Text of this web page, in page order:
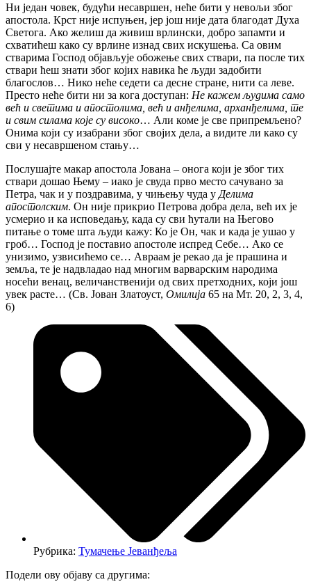
Ни један човек, будући несавршен, неће бити у невољи због
апостола. Крст није испуњен, јер још није дата благодат Духа
Светога. Ако желиш да живиш врлински, добро запамти и
схватићеш како су врлине изнад свих искушења. Са овим
стварима Господ објављује обожење свих ствари, па после тих
ствари ћеш знати због којих навика ће људи задобити
благослов… Нико неће седети са десне стране, нити са леве.
Престо неће бити ни за кога доступан: Не кажем људима само
већ и светима и апостолима, већ и анђелима, арханђелима, те
и свим силама које су високо… Али коме је све припремљено?
Онима који су изабрани због својих дела, а видите ли како су
сви у несавршеном стању…
Послушајте макар апостола Јована – онога који је због тих
ствари дошао Њему – иако је свуда прво место сачувано за
Петра, чак и у поздравима, у чињењу чуда у Делима
апостолским. Он није прикрио Петрова добра дела, већ их је
усмерио и ка исповедању, када су сви ћутали на Његово
питање о томе шта људи кажу: Ко је Он, чак и када је ушао у
гроб… Господ је поставио апостоле испред Себе… Ако се
унизимо, узвисићемо се… Авраам је рекао да је прашина и
земља, те је надвладао над многим варварским народима
носећи венац, величанственији од свих претходних, који још
увек расте… (Св. Јован Златоуст, Омилија 65 на Мт. 20, 2, 3, 4,
6)
Рубрика: Тумачење Јеванђеља
Подели ову објаву са другима: